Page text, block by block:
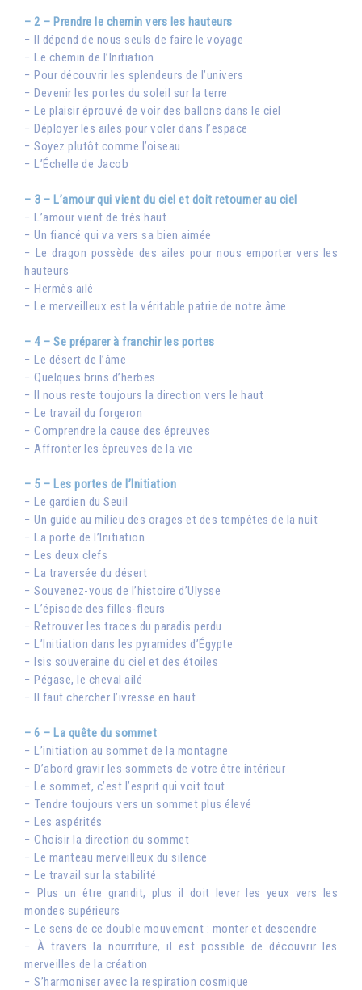
– 2 – Prendre le chemin vers les hauteurs
− Il dépend de nous seuls de faire le voyage
− Le chemin de l’Initiation
− Pour découvrir les splendeurs de l’univers
− Devenir les portes du soleil sur la terre
− Le plaisir éprouvé de voir des ballons dans le ciel
− Déployer les ailes pour voler dans l’espace
− Soyez plutôt comme l’oiseau
− L’Échelle de Jacob
– 3 – L’amour qui vient du ciel et doit retourner au ciel
− L’amour vient de très haut
− Un fiancé qui va vers sa bien aimée
− Le dragon possède des ailes pour nous emporter vers les
hauteurs
− Hermès ailé
− Le merveilleux est la véritable patrie de notre âme
– 4 – Se préparer à franchir les portes
− Le désert de l’âme
− Quelques brins d’herbes
− Il nous reste toujours la direction vers le haut
− Le travail du forgeron
− Comprendre la cause des épreuves
− Affronter les épreuves de la vie
– 5 – Les portes de l’Initiation
− Le gardien du Seuil
− Un guide au milieu des orages et des tempêtes de la nuit
− La porte de l’Initiation
− Les deux clefs
− La traversée du désert
− Souvenez-vous de l’histoire d’Ulysse
− L’épisode des filles-fleurs
− Retrouver les traces du paradis perdu
− L’Initiation dans les pyramides d’Égypte
− Isis souveraine du ciel et des étoiles
− Pégase, le cheval ailé
− Il faut chercher l’ivresse en haut
– 6 – La quête du sommet
− L’initiation au sommet de la montagne
− D’abord gravir les sommets de votre être intérieur
− Le sommet, c’est l’esprit qui voit tout
− Tendre toujours vers un sommet plus élevé
− Les aspérités
− Choisir la direction du sommet
− Le manteau merveilleux du silence
− Le travail sur la stabilité
− Plus un être grandit, plus il doit lever les yeux vers les
mondes supérieurs
− Le sens de ce double mouvement : monter et descendre
− À travers la nourriture, il est possible de découvrir les
merveilles de la création
− S’harmoniser avec la respiration cosmique